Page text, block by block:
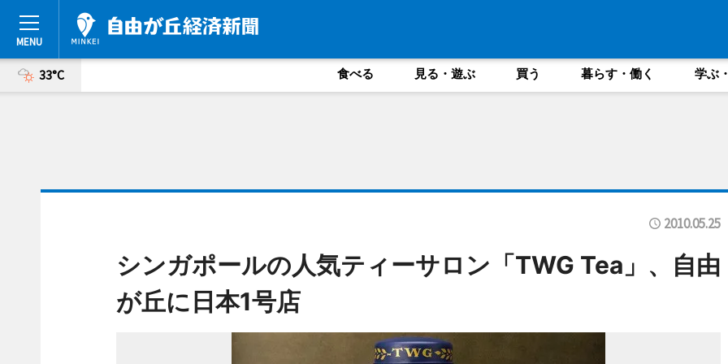
33°C 食べる 見る・遊ぶ 買う 暮らす・働く 学ぶ
2010.05.25
シンガポールの人気ティーサロン「TWG Tea」、自由
が丘に日本1号店